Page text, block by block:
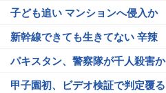
子ども追い マンションへ侵入か
新幹線できても生きてない 辛辣
パキスタン、警察隊が千人殺害か
甲子園初、ビデオ検証で判定覆る